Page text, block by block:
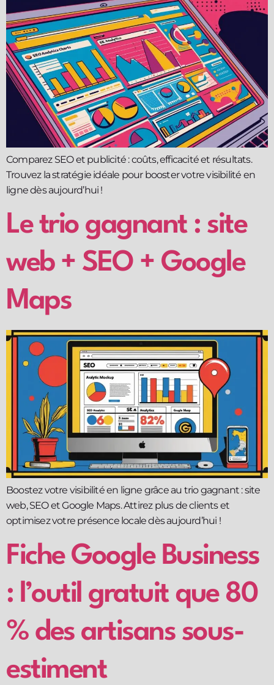
Comparez SEO et publicité : coûts, efficacité et résultats.
Trouvez la stratégie idéale pour booster votre visibilité en
ligne dès aujourd’hui !
Le trio gagnant : site
web + SEO + Google
Maps
Boostez votre visibilité en ligne grâce au trio gagnant : site
web, SEO et Google Maps. Attirez plus de clients et
optimisez votre présence locale dès aujourd’hui !
Fiche Google Business
: l’outil gratuit que 80
% des artisans sous-
estiment